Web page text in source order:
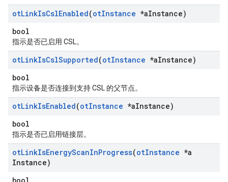
otLinkIsCslEnabled(otInstance *aInstance)
bool
指示是否已启用 CSL。
otLinkIsCslSupported(otInstance *aInstance)
bool
指示设备是否连接到支持 CSL 的父节点。
otLinkIsEnabled(otInstance *aInstance)
bool
指示是否已启用链接层。
otLinkIsEnergyScanInProgress(otInstance *a
Instance)